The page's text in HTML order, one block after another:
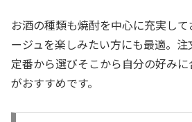
お酒の種類も焼酎を中心に充実し
ージュを楽しみたい方にも最適。
定番から選びそこから自分の好み
がおすすめです。